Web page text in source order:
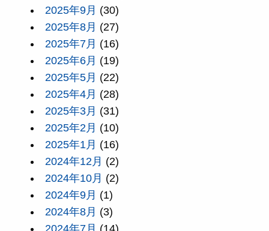
2025年9月 (30)
2025年8月 (27)
2025年7月 (16)
2025年6月 (19)
2025年5月 (22)
2025年4月 (28)
2025年3月 (31)
2025年2月 (10)
2025年1月 (16)
2024年12月 (2)
2024年10月 (2)
2024年9月 (1)
2024年8月 (3)
2024年7月 (14)